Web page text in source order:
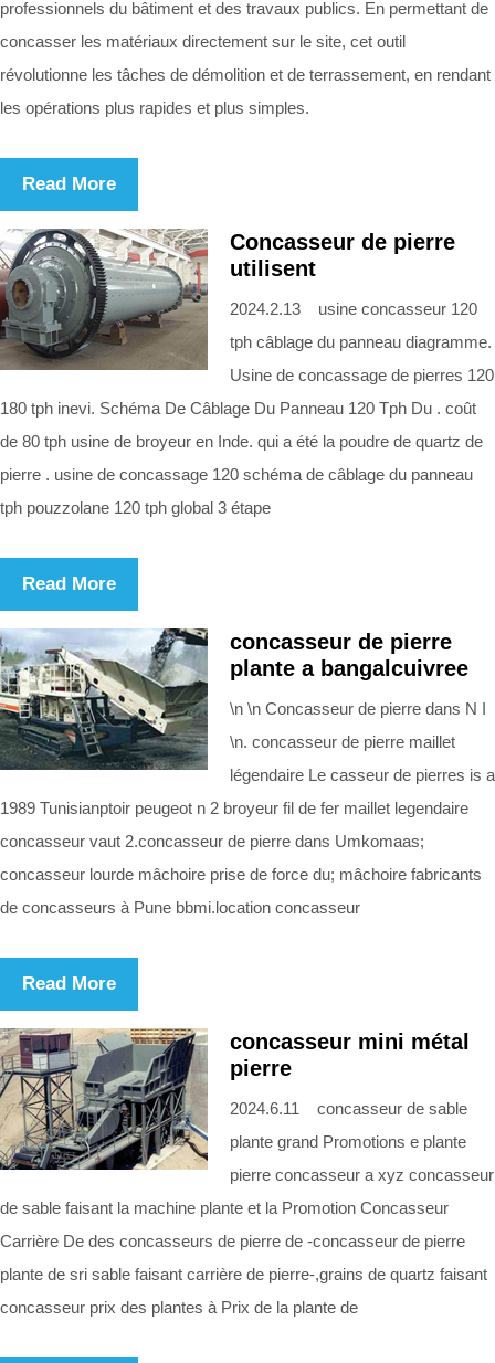
professionnels du bâtiment et des travaux publics. En permettant de
concasser les matériaux directement sur le site, cet outil
révolutionne les tâches de démolition et de terrassement, en rendant
les opérations plus rapides et plus simples.
Read More
Concasseur de pierre
utilisent
2024.2.13 usine concasseur 120
tph câblage du panneau diagramme.
Usine de concassage de pierres 120
180 tph inevi. Schéma De Câblage Du Panneau 120 Tph Du . coût
de 80 tph usine de broyeur en Inde. qui a été la poudre de quartz de
pierre . usine de concassage 120 schéma de câblage du panneau
tph pouzzolane 120 tph global 3 étape
Read More
concasseur de pierre
plante a bangalcuivree
\n \n Concasseur de pierre dans N I
\n. concasseur de pierre maillet
légendaire Le casseur de pierres is a
1989 Tunisianptoir peugeot n 2 broyeur fil de fer maillet legendaire
concasseur vaut 2.concasseur de pierre dans Umkomaas;
concasseur lourde mâchoire prise de force du; mâchoire fabricants
de concasseurs à Pune bbmi.location concasseur
Read More
concasseur mini métal
pierre
2024.6.11 concasseur de sable
plante grand Promotions e plante
pierre concasseur a xyz concasseur
de sable faisant la machine plante et la Promotion Concasseur
Carrière De des concasseurs de pierre de -concasseur de pierre
plante de sri sable faisant carrière de pierre-,grains de quartz faisant
concasseur prix des plantes à Prix de la plante de